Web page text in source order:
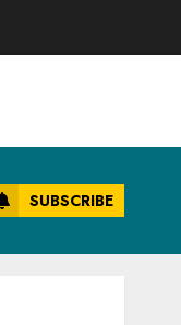
SUBSCRIBE